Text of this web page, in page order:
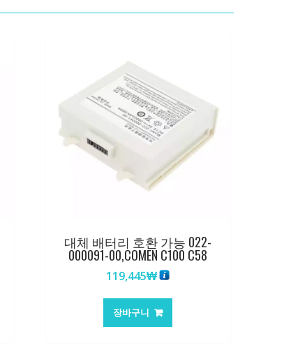
대체 배터리 호환 가능 022-
000091-00,COMEN C100 C58
119,445₩
장바구니